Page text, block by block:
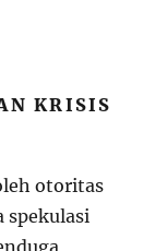
KRISIS
otoritas
spekulasi